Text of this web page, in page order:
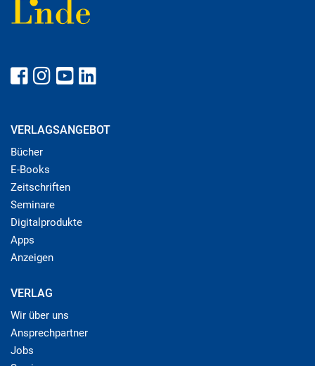
VERLAGSANGEBOT
Bücher
E-Books
Zeitschriften
Seminare
Digitalprodukte
Apps
Anzeigen
VERLAG
Wir über uns
Ansprechpartner
Jobs